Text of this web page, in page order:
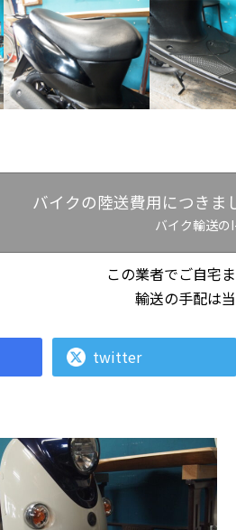
バイクの陸送費用につきま
バイク輸送の
この業者でご自宅
輸送の手配は
twitter